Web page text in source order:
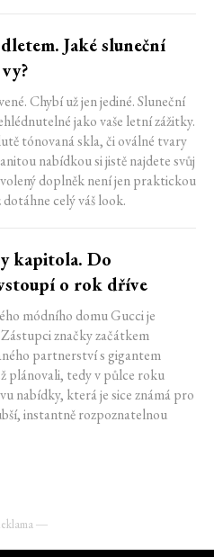
Jaké sluneční
Chybí už jen jediné. Sluneční
jako vaše letní zážitky.
tónovaná skla, či oválné tvary
nabídkou si jistě najdete svůj
doplněk není jen praktickou
celý váš look.
kapitola. Do
o rok dříve
módního domu Gucci je
značky začátkem
partnerství s gigantem
plánovali, tedy v půlce roku
nabídky, která je sice známá pro
instantně rozpoznatelnou
―